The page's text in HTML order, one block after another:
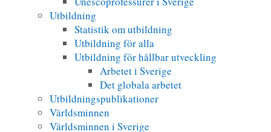
Utbildning
Statistik om utbildning
Utbildning för alla
Utbildning för hållbar utveckling
Arbetet i Sverige
Det globala arbetet
Utbildningspublikationer
Världsminnen
Världsminnen i Sverige